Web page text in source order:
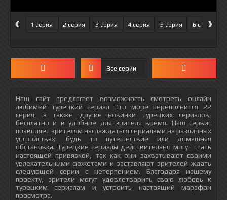
‹ 1 серия 2 серия 3 серия 4 серия 5 серия 6 серия
›
Все серии
Наш сайт предлагает возможность смотреть онлайн
любимый турецкий сериал Это море переполнится 22
серия, а также другие новинки турецких сериалов,
бесплатно и в удобное для зрителя время. Наш сервис
позволяет зрителям наслаждаться сериалами на различных
устройствах, будь то путешествие или домашняя
обстановка. Турецкие сериалы действительно могут стать
настоящей привязкой, так как они захватывают своими
увлекательными сюжетами и заставляют зрителей ждать
следующей серии с нетерпением. Благодаря нашему
проекту, зрители могут удовлетворить свою любовь к
турецким сериалам и устроить настоящий марафон
просмотра.